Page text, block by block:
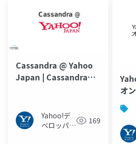
Cassandra @ Yahoo
Japan | Cassandra
Yahoo!デ
ベロッパー
169
オ
例